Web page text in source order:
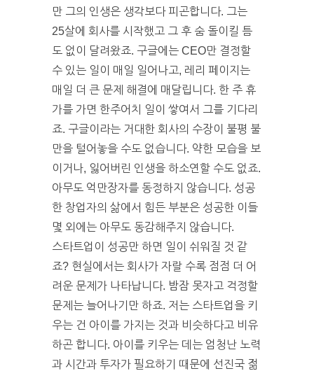
만 그의 인생은 생각보다 피곤합니다. 그는
25살에 회사를 시작했고 그 후 숨 돌이킬 틈
도 없이 달려왔죠. 구글에는 CEO만 결정할
수 있는 일이 매일 일어나고, 레리 페이지는
매일 더 큰 문제 해결에 매달립니다. 한 주 휴
가를 가면 한주어치 일이 쌓여서 그를 기다리
죠. 구글이라는 거대한 회사의 수장이 불평 불
만을 털어놓을 수도 없습니다. 약한 모습을 보
이거나, 잃어버린 인생을 하소연할 수도 없죠.
아무도 억만장자를 동정하지 않습니다. 성공
한 창업자의 삶에서 힘든 부분은 성공한 이들
몇 외에는 아무도 동감해주지 않습니다.
스타트업이 성공만 하면 일이 쉬워질 것 같
죠? 현실에서는 회사가 자랄 수록 점점 더 어
려운 문제가 나타납니다. 밤잠 못자고 걱정할
문제는 늘어나기만 하죠. 저는 스타트업을 키
우는 건 아이를 가지는 것과 비슷하다고 비유
하곤 합니다. 아이를 키우는 데는 엄청난 노력
과 시간과 투자가 필요하기 때문에 선진국 젊